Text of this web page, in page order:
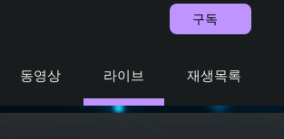
구독
동영상 라이브 재생목록